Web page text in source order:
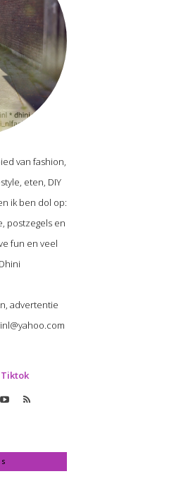
van fashion,
eten, DIY
ik ben dol op:
postzegels en
fun en veel
advertentie
Tiktok